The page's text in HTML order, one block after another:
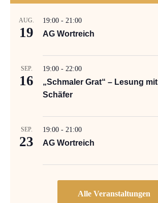
AUG.
19
19:00 - 21:00
AG Wortreich
SEP.
16
19:00 - 22:00
„Schmaler Grat“ – Lesung
Schäfer
SEP.
23
19:00 - 21:00
AG Wortreich